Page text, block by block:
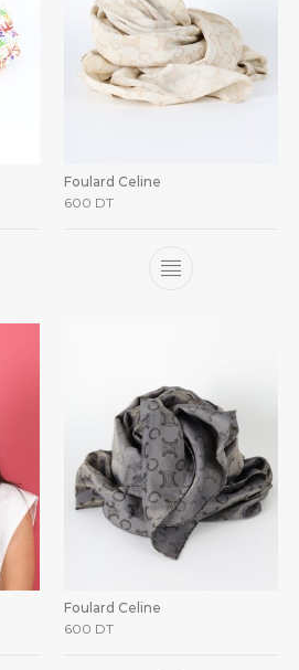
Foulard Celine
600 DT
Foulard Celine
600 DT